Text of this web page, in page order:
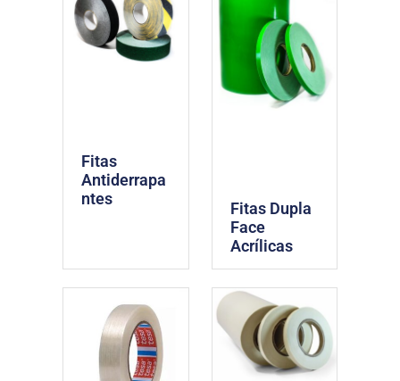
Fitas
Antiderrapa
ntes
Fitas Dupla
Face
Acrílicas